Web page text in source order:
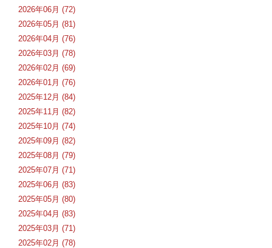
2026年06月 (72)
2026年05月 (81)
2026年04月 (76)
2026年03月 (78)
2026年02月 (69)
2026年01月 (76)
2025年12月 (84)
2025年11月 (82)
2025年10月 (74)
2025年09月 (82)
2025年08月 (79)
2025年07月 (71)
2025年06月 (83)
2025年05月 (80)
2025年04月 (83)
2025年03月 (71)
2025年02月 (78)